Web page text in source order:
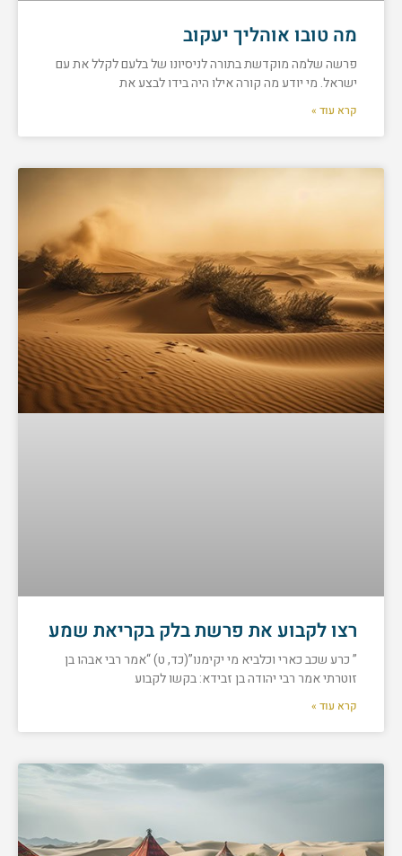
מה טובו אוהליך יעקוב
פרשה שלמה מוקדשת בתורה לניסיונו של בלעם לקלל את עם
ישראל. מי יודע מה קורה אילו היה בידו לבצע את
קרא עוד »
רצו לקבוע את פרשת בלק בקריאת שמע
” כרע שכב כארי וכלביא מי יקימנו”(כד, ט) “אמר רבי אבהו בן
זוטרתי אמר רבי יהודה בן זבידא: בקשו לקבוע
קרא עוד »